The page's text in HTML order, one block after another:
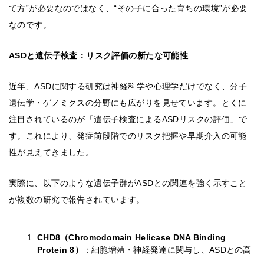
て方”が必要なのではなく、“その子に合った育ちの環境”が必要
なのです。
ASDと遺伝子検査：リスク評価の新たな可能性
近年、ASDに関する研究は神経科学や心理学だけでなく、分子
遺伝学・ゲノミクスの分野にも広がりを見せています。とくに
注目されているのが「遺伝子検査によるASDリスクの評価」で
す。これにより、発症前段階でのリスク把握や早期介入の可能
性が見えてきました。
実際に、以下のような遺伝子群がASDとの関連を強く示すこと
が複数の研究で報告されています。
CHD8（Chromodomain Helicase DNA Binding
Protein 8）
：細胞増殖・神経発達に関与し、ASDとの高